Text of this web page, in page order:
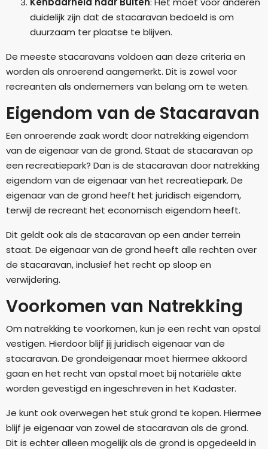
duidelijk zijn dat de stacaravan bedoeld is om
duurzaam ter plaatse te blijven.
De meeste stacaravans voldoen aan deze criteria en
worden als onroerend aangemerkt. Dit is zowel voor
recreanten als ondernemers van belang om te weten.
Eigendom van de Stacaravan
Een onroerende zaak wordt door natrekking eigendom
van de eigenaar van de grond. Staat de stacaravan op
een recreatiepark? Dan is de stacaravan door natrekking
eigendom van de eigenaar van het recreatiepark. De
eigenaar van de grond heeft het juridisch eigendom,
terwijl de recreant het economisch eigendom heeft.
Dit geldt ook als de stacaravan op een ander terrein
staat. De eigenaar van de grond heeft alle rechten over
de stacaravan, inclusief het recht op sloop en
verwijdering.
Voorkomen van Natrekking
Om natrekking te voorkomen, kun je een recht van opstal
vestigen. Hierdoor blijf jij juridisch eigenaar van de
stacaravan. De grondeigenaar moet hiermee akkoord
gaan en het recht van opstal moet bij notariële akte
worden gevestigd en ingeschreven in het Kadaster.
Je kunt ook overwegen het stuk grond te kopen. Hiermee
blijf je eigenaar van zowel de stacaravan als de grond.
Dit is echter alleen mogelijk als de grond is opgedeeld in